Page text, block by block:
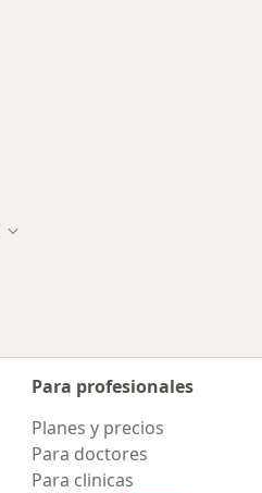
Cambiar de ciudad
Para profesionales
Planes y precios
Para doctores
Para clinicas